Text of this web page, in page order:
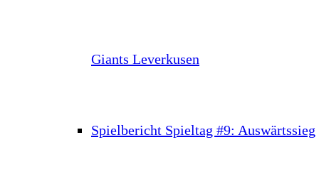
Giants Leverkusen
Spielbericht Spieltag #9: Auswärtssieg